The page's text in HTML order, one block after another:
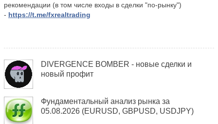
рекомендации (в том числе входы в сделки "по-рынку")
- https://t.me/fxrealtrading
DIVERGENCE BOMBER - новые сделки и
новый профит
Фундаментальный анализ рынка за
05.08.2026 (EURUSD, GBPUSD, USDJPY)